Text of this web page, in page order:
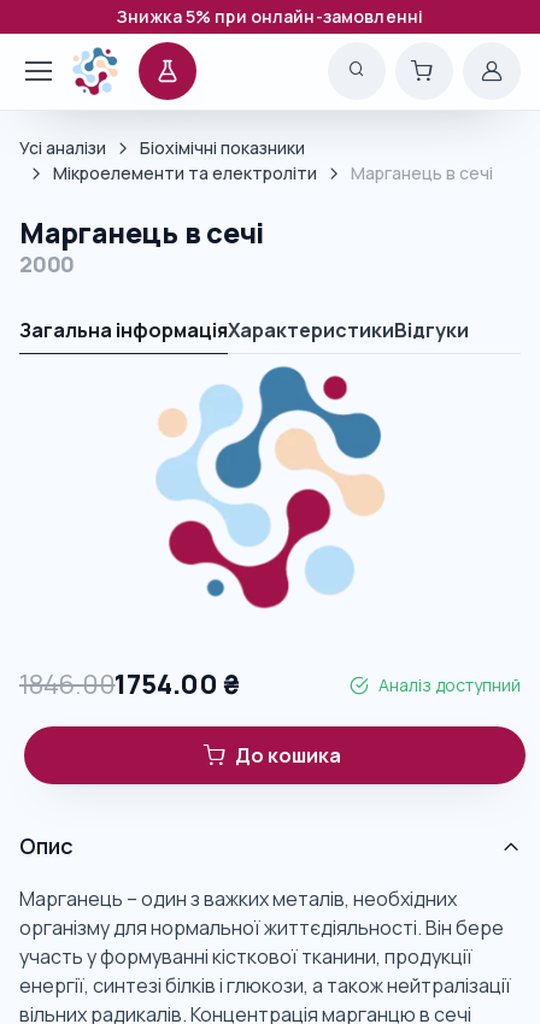
Знижка 5% при онлайн-замовленні
Усі аналізи
Біохімічні показники
Мікроелементи та електроліти
Марганець в сечі
Марганець в сечі
2000
Загальна інформаціяХарактеристикиВідгуки
1846.001754.00 ₴ Аналіз доступний
До кошика
Опис
Марганець – один з важких металів, необхідних
організму для нормальної життєдіяльності. Він бере
участь у формуванні кісткової тканини, продукції
енергії, синтезі білків і глюкози, а також нейтралізації
вільних радикалів. Концентрація марганцю в сечі